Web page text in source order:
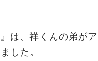
は、祥くんの弟がア
した。